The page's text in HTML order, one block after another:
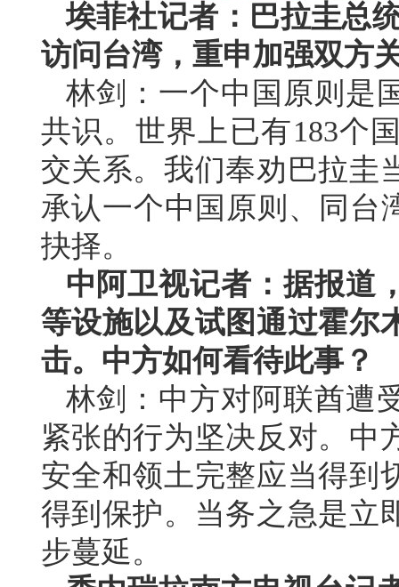
埃菲社记者：巴拉圭总
访问台湾，重申加强双方
林剑：一个中国原则是
共识。世界上已有183个
交关系。我们奉劝巴拉圭
承认一个中国原则、同台
抉择。
中阿卫视记者：据报道
等设施以及试图通过霍尔
击。中方如何看待此事？
林剑：中方对阿联酋遭
紧张的行为坚决反对。中
安全和领土完整应当得到
得到保护。当务之急是立
步蔓延。